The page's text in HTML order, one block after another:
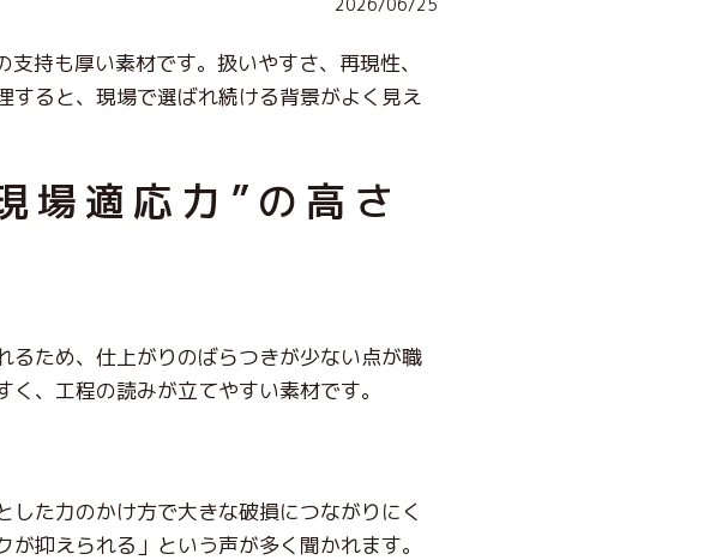
持も厚い素材です。扱いやすさ、再現性、
すると、現場で選ばれ続ける背景がよく見え
場適応力”の高さ
ため、 仕上がりのばらつきが少ない点が職
、工程の読みが立てやすい素材です。
た力のかけ方で大きな破損につながりにく
抑えられる」という声が多く聞かれます。